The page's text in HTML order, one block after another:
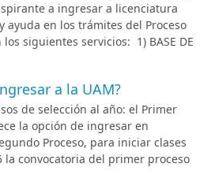
a ingresar a licenciatura
ayuda en los trámites del Proceso
siguientes servicios: 1) BASE DE
a la UAM?
de selección al año: el Primer
la opción de ingresar en
Proceso, para iniciar clases
la convocatoria del primer proceso